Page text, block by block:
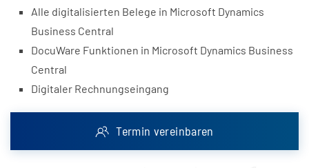
Alle digitalisierten Belege in Microsoft Dynamics
Business Central
DocuWare Funktionen in Microsoft Dynamics Business
Central
Digitaler Rechnungseingang
Termin vereinbaren